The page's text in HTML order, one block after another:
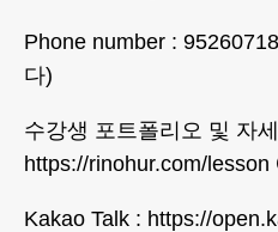
Phone number :
다)
수강생 포트폴리오 및 자
https://rinohur.com/
Kakao Talk : https://